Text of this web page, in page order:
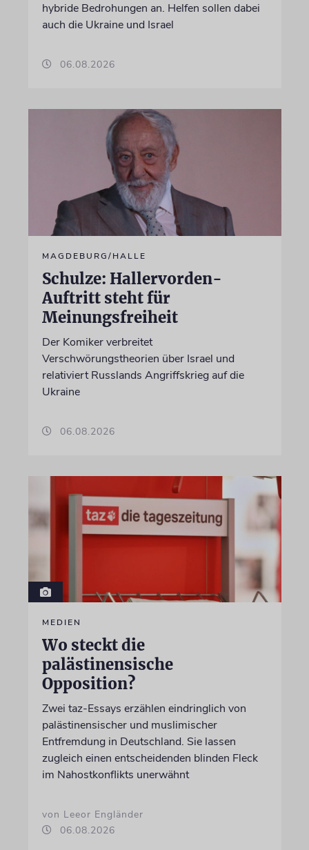
hybride Bedrohungen an. Helfen sollen dabei
auch die Ukraine und Israel
06.08.2026
MAGDEBURG/HALLE
Schulze: Hallervorden-
Auftritt steht für
Meinungsfreiheit
Der Komiker verbreitet
Verschwörungstheorien über Israel und
relativiert Russlands Angriffskrieg auf die
Ukraine
06.08.2026
MEDIEN
Wo steckt die
palästinensische
Opposition?
Zwei taz-Essays erzählen eindringlich von
palästinensischer und muslimischer
Entfremdung in Deutschland. Sie lassen
zugleich einen entscheidenden blinden Fleck
im Nahostkonflikts unerwähnt
von Leeor Engländer
06.08.2026